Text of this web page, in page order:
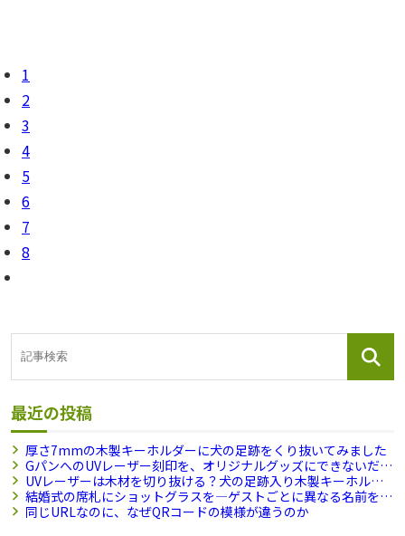
1
2
3
4
5
6
7
8
最近の投稿
厚さ7mmの木製キーホルダーに犬の足跡をくり抜いてみました
GパンへのUVレーザー刻印を、オリジナルグッズにできないだろ
うか
UVレーザーは木材を切り抜ける？犬の足跡入り木製キーホル
ダーを試作しました
結婚式の席札にショットグラスを―ゲストごとに異なる名前を刻
印できますか？
同じURLなのに、なぜQRコードの模様が違うのか